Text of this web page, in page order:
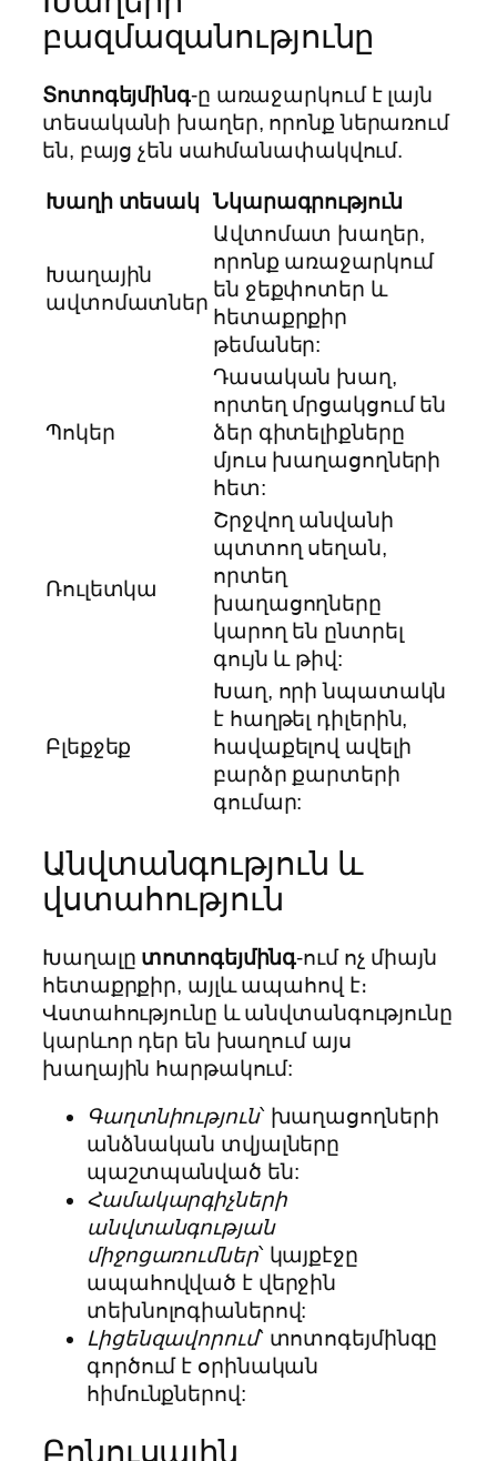
բազմազանությունը
Տոտոգեյմինգ-ը առաջարկում է լայն
տեսականի խաղեր, որոնք ներառում
են, բայց չեն սահմանափակվում.
Խաղի տեսակ Նկարագրություն
Խաղային
ավտոմատներ
Ավտոմատ խաղեր,
որոնք առաջարկում
են ջեքփոտեր և
հետաքրքիր
թեմաներ:
Պոկեր
Դասական խաղ,
որտեղ մրցակցում են
ձեր գիտելիքները
մյուս խաղացողների
հետ:
Ռուլետկա
Շրջվող անվանի
պտտող սեղան,
որտեղ
խաղացողները
կարող են ընտրել
գույն և թիվ:
Բլեքջեք
Խաղ, որի նպատակն
է հաղթել դիլերին,
հավաքելով ավելի
բարձր քարտերի
գումար:
Անվտանգություն և
վստահություն
Խաղալը տոտոգեյմինգ-ում ոչ միայն
հետաքրքիր, այլև ապահով է։
Վստահությունը և անվտանգությունը
կարևոր դեր են խաղում այս
խաղային հարթակում:
Գաղտնիություն՝ խաղացողների
անձնական տվյալները
պաշտպանված են:
Համակարգիչների
անվտանգության
միջոցառումներ՝ կայքէջը
ապահովված է վերջին
տեխնոլոգիաներով:
Լիցենզավորում՝ տոտոգեյմինգը
գործում է օրինական
հիմունքներով:
Բոնուսային